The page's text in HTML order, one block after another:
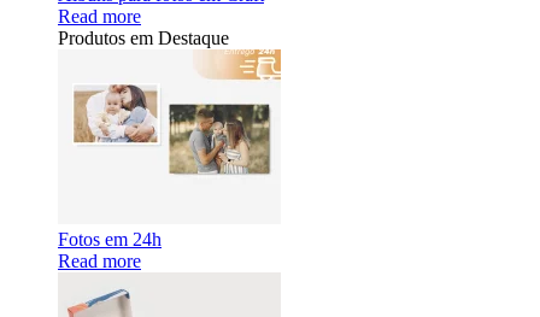
Read more
Produtos em Destaque
Fotos em 24h
Read more